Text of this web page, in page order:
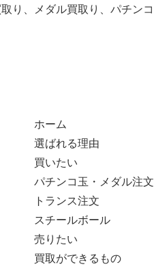
り、メダル買取り、パチンコ
ホーム
選ばれる理由
買いたい
パチンコ玉・メダル注文
トランス注文
スチールボール
売りたい
買取ができるもの